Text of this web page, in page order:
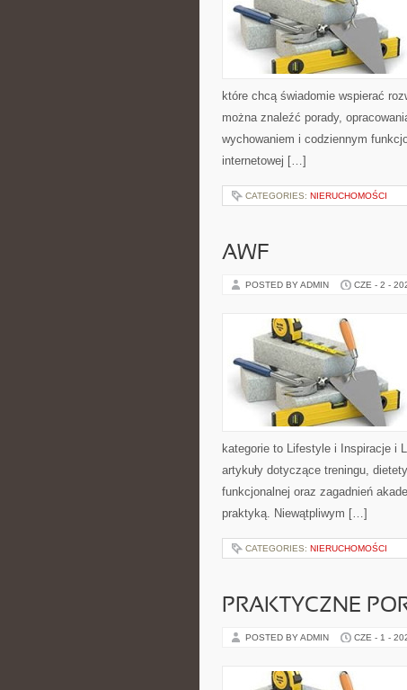
które chcą świadomie wspierać
można znaleźć porady,
wychowaniem i codziennym
internetowej […]
CATEGORIES: NIERUCHOMOŚCI
AWF
POSTED BY ADMIN CZE - 2 -
kategorie to Lifestyle i Inspiracje i
artykuły dotyczące treningu,
funkcjonalnej oraz zagadnień
praktyką. Niewątpliwym […]
CATEGORIES: NIERUCHOMOŚCI
PRAKTYCZNE
POSTED BY ADMIN CZE - 1 -